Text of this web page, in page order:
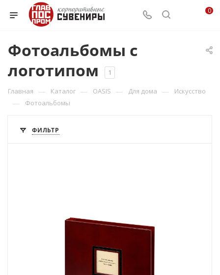
0
Фотоальбомы с
логотипом
1
Главная — Каталог — OASIS — Для дома — Искусство
— Фотоальбомы
ФИЛЬТР